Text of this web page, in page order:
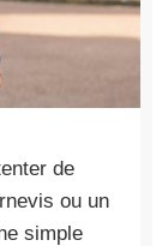
de
ou un
simple